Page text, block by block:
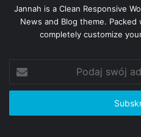
Jannah is a Clean Responsive
News and Blog theme.
completely customize
swój
adres